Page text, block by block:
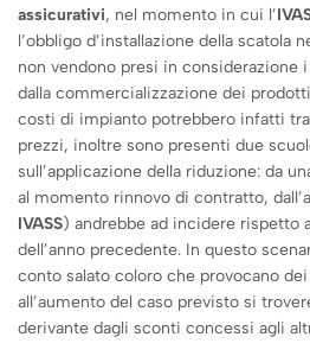
assicurativi, nel momento in cui l’
l’obbligo d’installazione della scatola
non vendono presi in considerazione
dalla commercializzazione dei
costi di impianto potrebbero infatti
prezzi, inoltre sono presenti due
sull’applicazione della riduzione: da
al momento rinnovo di contratto,
IVASS) andrebbe ad incidere rispetto
dell’anno precedente. In questo
conto salato coloro che provocano
all’aumento del caso previsto si
derivante dagli sconti concessi agli